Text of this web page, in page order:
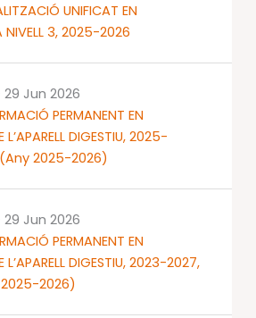
UNIFICAT EN
NIVELL 3, 2025-2026
PERMANENT EN
DIGESTIU, 2025-
2025-2026)
29 Jun 2026
PERMANENT EN
L’APARELL DIGESTIU, 2023-2027,
2026)
29 Jun 2026